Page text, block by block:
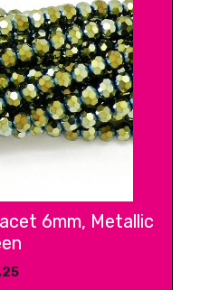
6mm, Metallic